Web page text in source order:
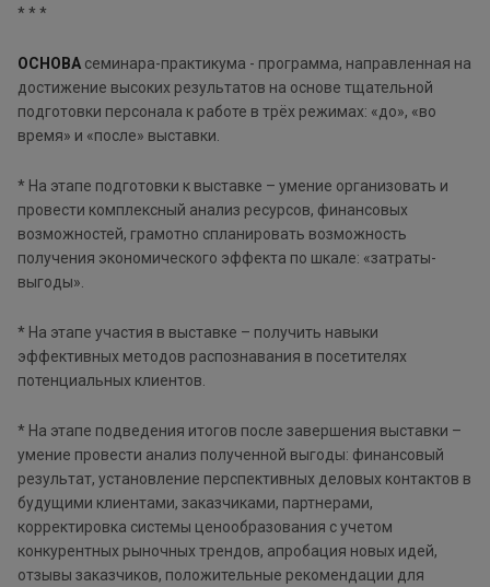
* * *
ОСНОВА семинара-практикума - программа, направленная на
достижение высоких результатов на основе тщательной
подготовки персонала к работе в трёх режимах: «до», «во
время» и «после» выставки.
* На этапе подготовки к выставке – умение организовать и
провести комплексный анализ ресурсов, финансовых
возможностей, грамотно спланировать возможность
получения экономического эффекта по шкале: «затраты-
выгоды».
* На этапе участия в выставке – получить навыки
эффективных методов распознавания в посетителях
потенциальных клиентов.
* На этапе подведения итогов после завершения выставки –
умение провести анализ полученной выгоды: финансовый
результат, установление перспективных деловых контактов в
будущими клиентами, заказчиками, партнерами,
корректировка системы ценообразования с учетом
конкурентных рыночных трендов, апробация новых идей,
отзывы заказчиков, положительные рекомендации для